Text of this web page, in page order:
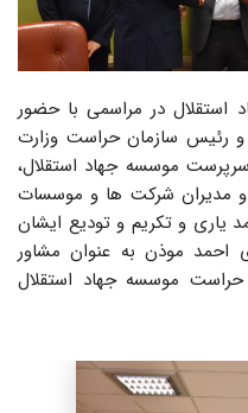
استقلال در مراسمی با حضور
و رئیس سازمان حراست وزارت
موسسه جهاد استقلال،
و مدیران شرکت ها و موسسات
یاری و تکریم و تودیع ایشان
احمد موذن به عنوان مشاور
موسسه جهاد استقلال